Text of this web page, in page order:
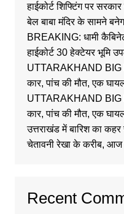
हाईकोर्ट शिफ्टिंग पर
बेल बाबा मंदिर के सामने
BREAKING: धामी
हाईकोर्ट 30 हेक्टेयर भूमि
UTTARAKHAND BIG
कार, पांच की मौत, एक
UTTARAKHAND BIG
कार, पांच की मौत, एक
उत्तराखंड में बारिश का
चेतावनी रेखा के करीब, आज
Recent